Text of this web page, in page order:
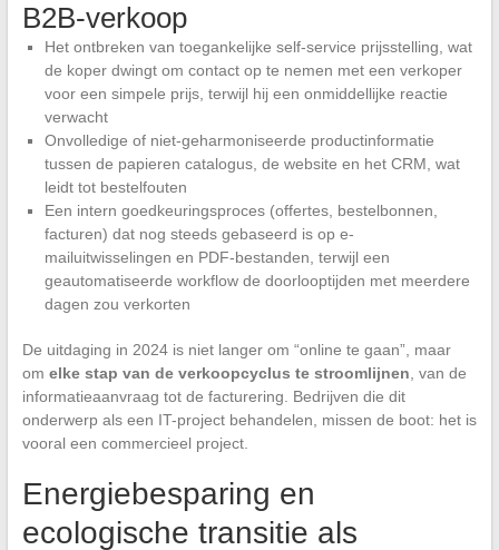
B2B-verkoop
Het ontbreken van toegankelijke self-service prijsstelling, wat
de koper dwingt om contact op te nemen met een verkoper
voor een simpele prijs, terwijl hij een onmiddellijke reactie
verwacht
Onvolledige of niet-geharmoniseerde productinformatie
tussen de papieren catalogus, de website en het CRM, wat
leidt tot bestelfouten
Een intern goedkeuringsproces (offertes, bestelbonnen,
facturen) dat nog steeds gebaseerd is op e-
mailuitwisselingen en PDF-bestanden, terwijl een
geautomatiseerde workflow de doorlooptijden met meerdere
dagen zou verkorten
De uitdaging in 2024 is niet langer om “online te gaan”, maar
om elke stap van de verkoopcyclus te stroomlijnen , van de
informatieaanvraag tot de facturering. Bedrijven die dit
onderwerp als een IT-project behandelen, missen de boot: het is
vooral een commercieel project.
Energiebesparing en
ecologische transitie als